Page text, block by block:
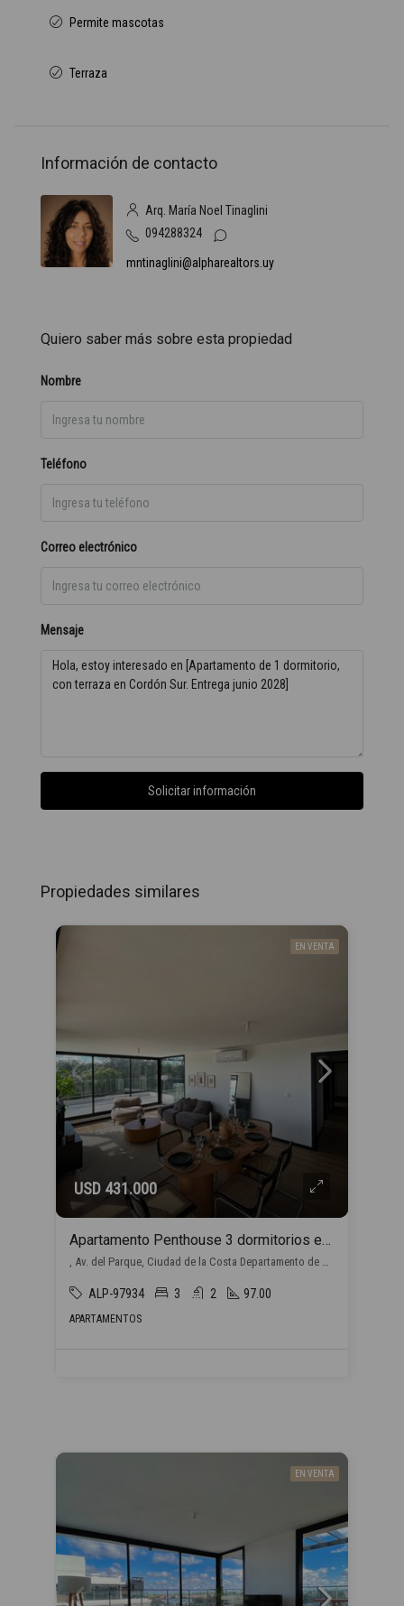
Permite mascotas
Terraza
Información de contacto
Arq. María Noel Tinaglini
094288324
mntinaglini@alpharealtors.uy
Quiero saber más sobre esta propiedad
Nombre
Teléfono
Correo electrónico
Mensaje
Solicitar información
Propiedades similares
EN VENTA
USD 431.000
Apartamento Penthouse 3 dormitorios en venta en Barra de Carrasco
, Av. del Parque, Ciudad de la Costa Departamento de Canelones, Uruguay, Barra de Carrasco, Ciudad de la Costa
ALP-97934 3 2 97.00
APARTAMENTOS
EN VENTA